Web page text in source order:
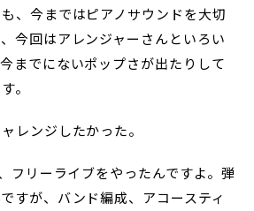
、今まではピアノサウンドを大切
今回はアレンジャーさんといろい
までにないポップさが出たりして
。
ンジしたかった。
フリーライブをやったんですよ。弾
すが、バンド編成、アコースティ